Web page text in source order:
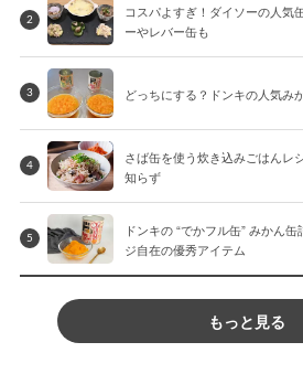
2
コスパよすぎ！ダイソーの人気
ーやレバー缶も
3 どっちにする？ドンキの人気み
4
さば缶を使う炊き込みごはんレ
知らず
5
ドンキの “でかフル缶” みかん
ジ自在の優秀アイテム
もっと見る